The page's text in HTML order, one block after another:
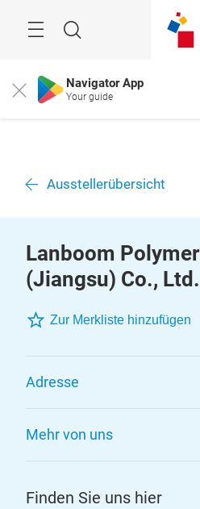
Suche
Close Navigator App
Your guide
Ausstellerübersicht
Lanboom Polymer
(Jiangsu) Co., Ltd.
Zur Merkliste hinzufügen
Adresse
Mehr von uns
Finden Sie uns hier